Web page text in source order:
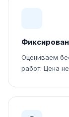
Оцениваем
работ. Цена